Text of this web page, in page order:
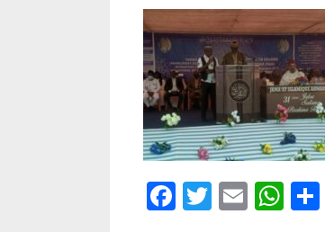
Facebook
Twitter
Email